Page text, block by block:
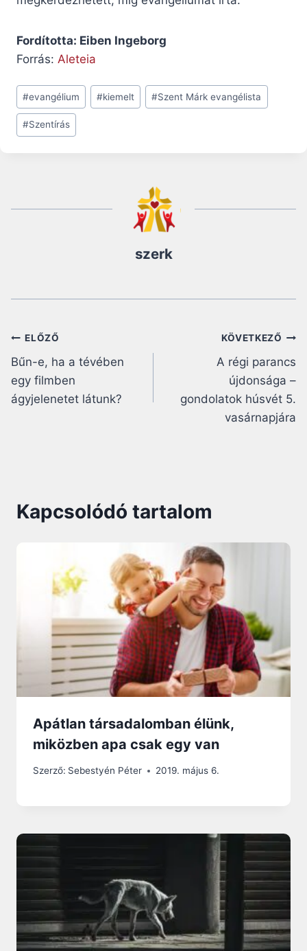
Fordította: Eiben Ingeborg
Forrás: Aleteia
Post
Tags:
#evangélium #kiemelt #Szent Márk evangélista
#Szentírás
szerk
Bejegyzés
navigáció
ELŐZŐ
Bűn-e, ha a tévében
egy filmben
ágyjelenetet látunk?
KÖVETKEZŐ
A régi parancs
újdonsága –
gondolatok húsvét 5.
vasárnapjára
Kapcsolódó tartalom
Apátlan társadalomban élünk,
miközben apa csak egy van
Szerző: Sebestyén Péter 2019. május 6.